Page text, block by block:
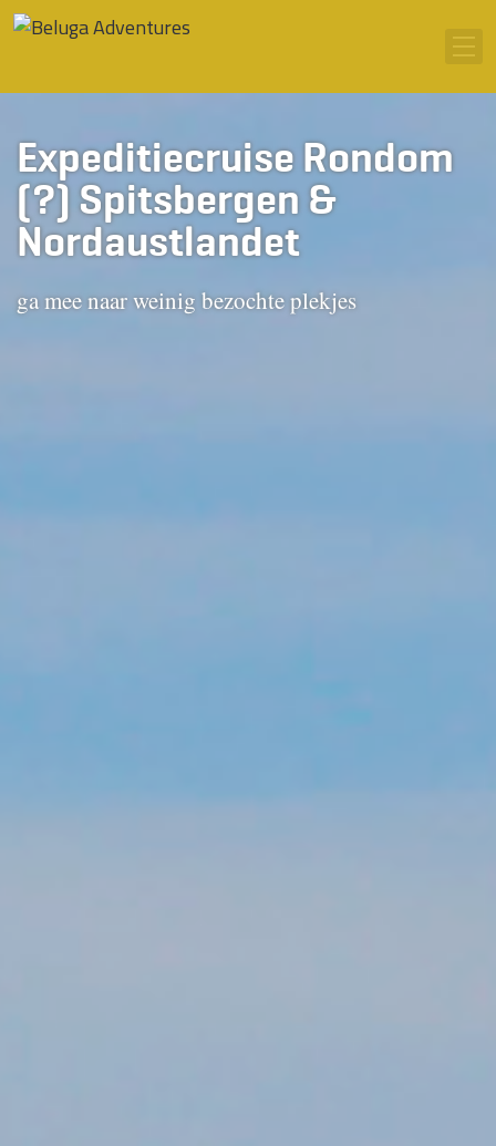
Ga naar inhoud
Expeditiecruise Rondom
(?) Spitsbergen &
Nordaustlandet
ga mee naar weinig bezochte plekjes